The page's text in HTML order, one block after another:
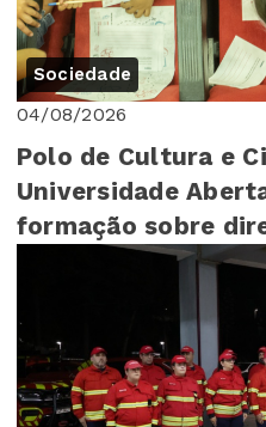
Sociedade
04/08/2026
Polo de Cultura e
Universidade
formação sobre
mais de 140 cr...